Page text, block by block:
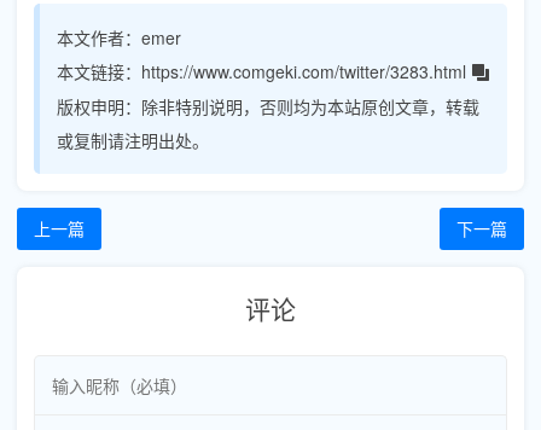
本文作者： emer
本文链接： https://www.comgeki.com/twitter/3283.html
版权申明： 除非特别说明，否则均为本站原创文章，转载
或复制请注明出处。
上一篇 下一篇
评论